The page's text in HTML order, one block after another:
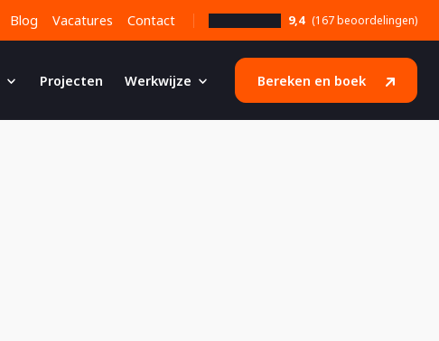
Blog Vacatures Contact 9,4 (167 beoordelingen)
Projecten Werkwijze Bereken en boek